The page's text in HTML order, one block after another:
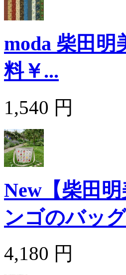
moda 柴田明
料￥...
1,540 円
New【柴田
ンゴのバッ
4,180 円